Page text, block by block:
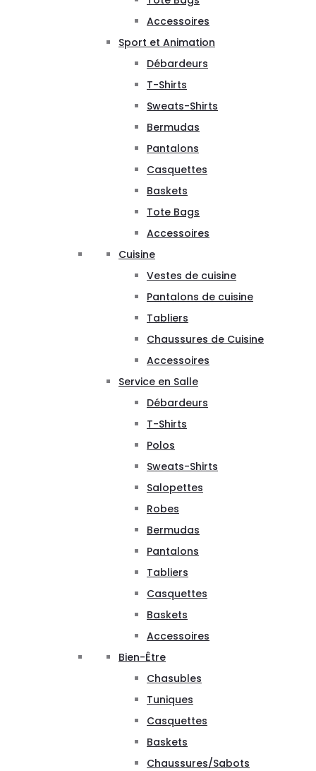
Accessoires
Sport et Animation
Débardeurs
T-Shirts
Sweats-Shirts
Bermudas
Pantalons
Casquettes
Baskets
Tote Bags
Accessoires
Cuisine
Vestes de cuisine
Pantalons de cuisine
Tabliers
Chaussures de Cuisine
Accessoires
Service en Salle
Débardeurs
T-Shirts
Polos
Sweats-Shirts
Salopettes
Robes
Bermudas
Pantalons
Tabliers
Casquettes
Baskets
Accessoires
Bien-Être
Chasubles
Tuniques
Casquettes
Baskets
Chaussures/Sabots